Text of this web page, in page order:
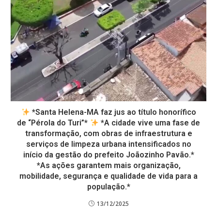
*Santa Helena-MA faz jus ao título honorífico
de “Pérola do Turi”*
*A cidade vive uma fase de
transformação, com obras de infraestrutura e
serviços de limpeza urbana intensificados no
início da gestão do prefeito Joãozinho Pavão.*
*As ações garantem mais organização,
mobilidade, segurança e qualidade de vida para a
população.*
13/12/2025